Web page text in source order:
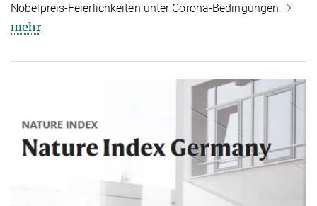
Nobelpreis-Feierlichkeiten unter Corona-Bedingungen
mehr